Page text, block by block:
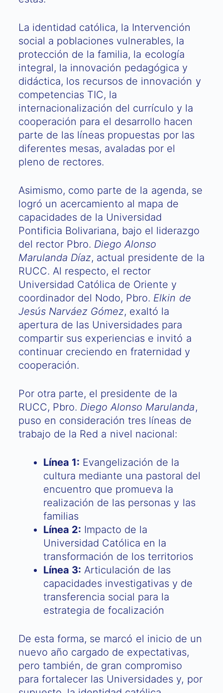
La identidad católica, la Intervención
social a poblaciones vulnerables, la
protección de la familia, la ecología
integral, la innovación pedagógica y
didáctica, los recursos de innovación y
competencias TIC, la
internacionalización del currículo y la
cooperación para el desarrollo hacen
parte de las líneas propuestas por las
diferentes mesas, avaladas por el
pleno de rectores.
Asimismo, como parte de la agenda, se
logró un acercamiento al mapa de
capacidades de la Universidad
Pontificia Bolivariana, bajo el liderazgo
del rector Pbro. Diego Alonso
Marulanda Díaz, actual presidente de la
RUCC. Al respecto, el rector
Universidad Católica de Oriente y
coordinador del Nodo, Pbro. Elkin de
Jesús Narváez Gómez, exaltó la
apertura de las Universidades para
compartir sus experiencias e invitó a
continuar creciendo en fraternidad y
cooperación.
Por otra parte, el presidente de la
RUCC, Pbro. Diego Alonso Marulanda,
puso en consideración tres líneas de
trabajo de la Red a nivel nacional:
Línea 1: Evangelización de la
cultura mediante una pastoral del
encuentro que promueva la
realización de las personas y las
familias
Línea 2: Impacto de la
Universidad Católica en la
transformación de los territorios
Línea 3: Articulación de las
capacidades investigativas y de
transferencia social para la
estrategia de focalización
De esta forma, se marcó el inicio de un
nuevo año cargado de expectativas,
pero también, de gran compromiso
para fortalecer las Universidades y, por